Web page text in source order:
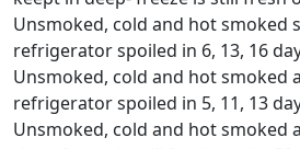
Unsmoked, cold and hot smoked
refrigerator spoiled in 6, 13, 16
Unsmoked, cold and hot smoked
refrigerator spoiled in 5, 11, 13
Unsmoked, cold and hot smoked